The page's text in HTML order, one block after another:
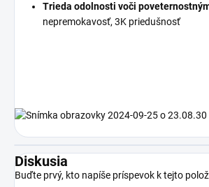
Trieda odolnosti voči
nepremokavosť, 3K priedušnosť
Diskusia
Buďte prvý, kto napíše príspevok k tejto